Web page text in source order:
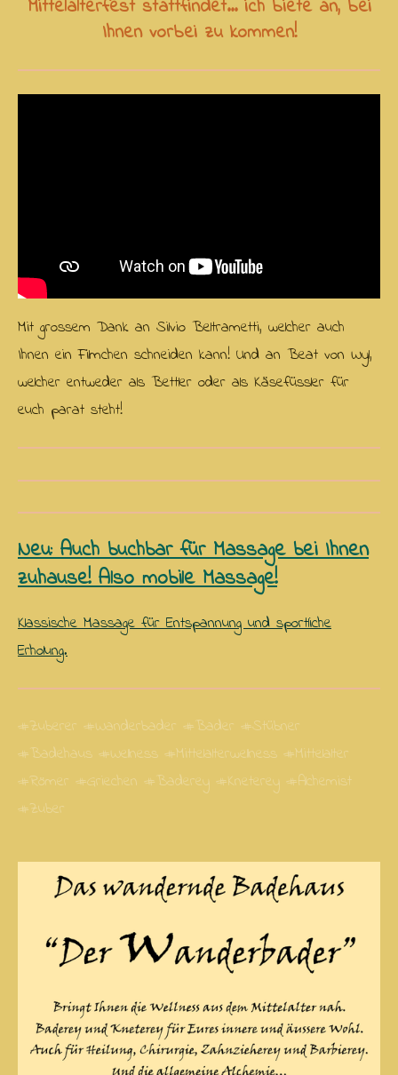
Mittelalterfest stattfindet... ich biete an, bei
Ihnen vorbei zu kommen!
Mit grossem Dank an Silvio Beltrametti, welcher auch
Ihnen ein Filmchen schneiden kann! Und an Beat von Wyl,
welcher entweder als Bettler oder als Käsefüssler für
euch parat steht!
Neu: Auch buchbar für Massage bei Ihnen
zuhause! Also mobile Massage!
Klassische Massage für Entspannung und sportliche
Erholung.
#Zuberer #Wanderbader #Bader #Stübner
#Badehaus #Wellness #Mittelalterwellness #Mittelalter
#Römer #Griechen #Baderey #Kneterey #Alchemist
#Zuber